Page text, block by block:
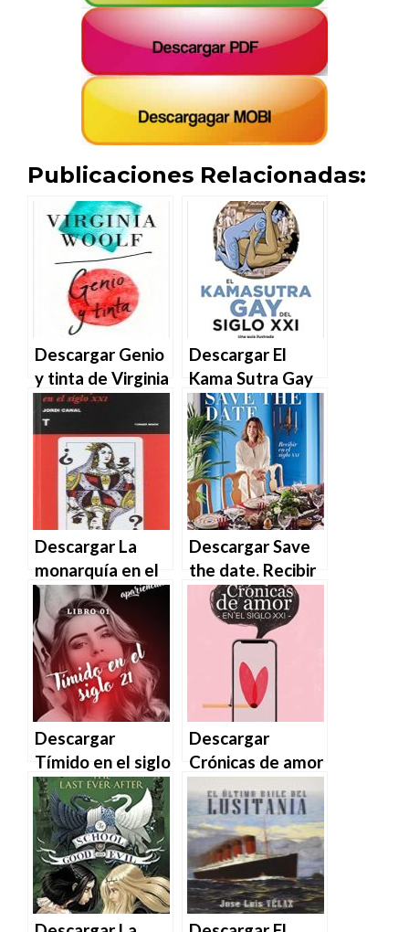
Publicaciones Relacionadas:
Descargar Genio
y tinta de Virginia
Woolf en EPUB |
PDF | MOBI
Descargar El
Kama Sutra Gay
del siglo XXI de
Gabriel J. Martín
y Sebas Martín
en EPUB | PDF |
MOBI
Descargar La
monarquía en el
siglo XXI de Jordi
Canal en EPUB |
PDF | MOBI
Descargar Save
the date. Recibir
en el siglo XXI de
Andrea
Zarraluqui en
EPUB | PDF |
MOBI
Descargar
Tímido en el siglo
21 de Letícia
Gonçalves en
EPUB | PDF |
MOBI
Descargar
Crónicas de amor
en el siglo XXI de
Javier Alandes en
EPUB | PDF |
MOBI